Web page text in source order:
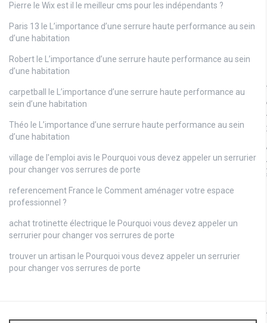
Pierre le Wix est il le meilleur cms pour les indépendants ?
Paris 13 le
L’importance d’une serrure haute performance au sein
d’une habitation
Robert le
L’importance d’une serrure haute performance au sein
d’une habitation
carpetball le
L’importance d’une serrure haute performance au
sein d’une habitation
Théo le
L’importance d’une serrure haute performance au sein
d’une habitation
village de l'emploi avis le Pourquoi vous devez appeler un serrurier
pour changer vos serrures de porte
referencement France le Comment aménager votre espace
professionnel ?
achat trotinette électrique le Pourquoi vous devez appeler un
serrurier pour changer vos serrures de porte
trouver un artisan le Pourquoi vous devez appeler un serrurier
pour changer vos serrures de porte